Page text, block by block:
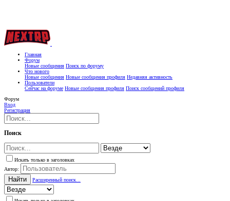
Главная
Форум
Новые сообщения Поиск по форуму
Что нового
Новые сообщения Новые сообщения профиля Недавняя активность
Пользователи
Сейчас на форуме Новые сообщения профиля Поиск сообщений профиля
Форум
Вход
Регистрация
Поиск
Искать только в заголовках
Автор:
Найти Расширенный поиск...